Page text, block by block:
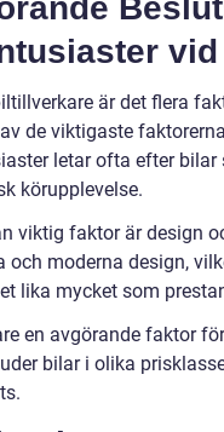
är det flera
de viktigaste
letar ofta efter
körupplevelse.
viktig faktor är design
och moderna design,
lika mycket som
en avgörande faktor
bilar i olika